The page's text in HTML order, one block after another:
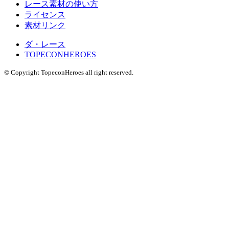
レース素材の使い方
ライセンス
素材リンク
ダ・レース
TOPECONHEROES
© Copyright TopeconHeroes all right reserved.